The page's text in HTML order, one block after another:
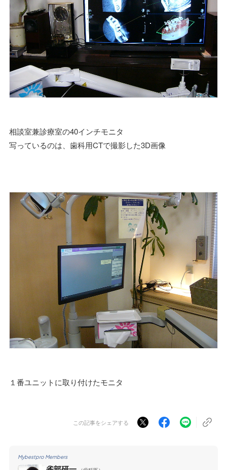
相談室兼診療室の40インチモニタ
写っているのは、歯科用CTで撮影した3D画像
１番ユニットに取り付けたモニタ
この記事をシェアする
Mybestpro Members